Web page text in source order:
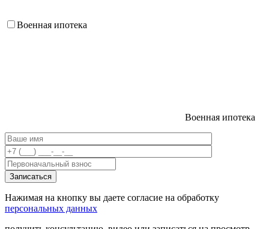
Военная ипотека
Военная ипотека
Нажимая на кнопку вы даете согласие на обработку
персональных данных